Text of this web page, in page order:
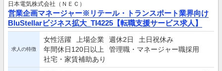
日本電気株式会社（ＮＥＣ）
営業企画マネージャー※リテール・トランスポート業界向け
BluStellarビジネス拡大_TI4225【転職支援サービス求人】
求人の特徴
女性活躍 上場企業 週休2日
土日祝休み
年間休日120日以上
管理職・マネージャー職採用
社宅・家賃補助あり